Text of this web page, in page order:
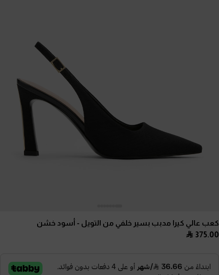
كعب عالي كيرا مدبب بسير خلفي من التويل - أسود خشن
375.00